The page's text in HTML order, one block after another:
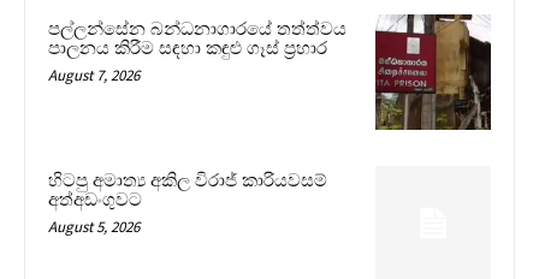
පල්ලන්සේන බන්ධනාගාරයේ තත්ත්වය
පාලනය කිරීම සඳහා කඳුළු ගෑස් ප්‍රහාර
August 7, 2026
හිටපු අමාත්‍ය අකිල විරාජ් කාරියවසම්
අත්අඩංගුවට
August 5, 2026